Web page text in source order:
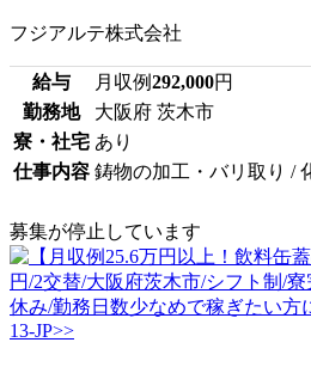
フジアルテ株式会社
給与 月収例292,000円
勤務地
大阪府 茨木市
寮・社宅 あり
仕事内容 鋳物の加工・バリ取り /
募集が停止しています